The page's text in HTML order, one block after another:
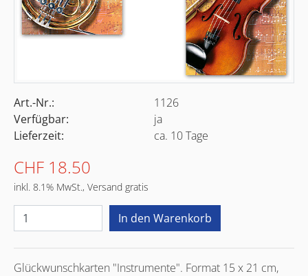
Art.-Nr.:
1126
Verfügbar:
ja
Lieferzeit:
ca. 10 Tage
CHF 18.50
inkl. 8.1% MwSt., Versand gratis
Glückwunschkarten "Instrumente". Format 15 x 21 cm,